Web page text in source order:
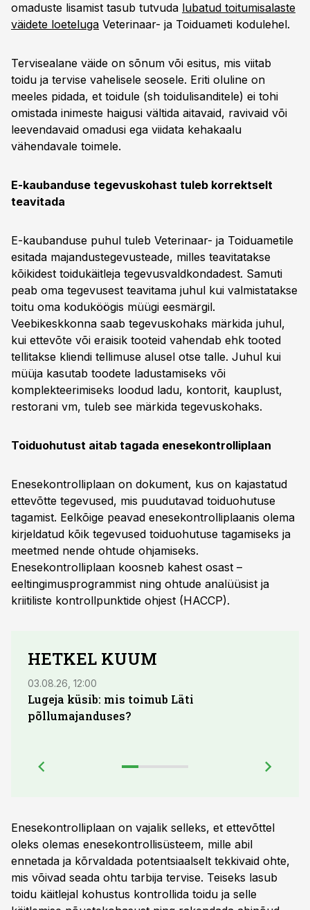
omaduste lisamist tasub tutvuda lubatud toitumisalaste
väidete loeteluga Veterinaar- ja Toiduameti kodulehel.
Tervisealane väide on sõnum või esitus, mis viitab
toidu ja tervise vahelisele seosele. Eriti oluline on
meeles pidada, et toidule (sh toidulisanditele) ei tohi
omistada inimeste haigusi vältida aitavaid, ravivaid või
leevendavaid omadusi ega viidata kehakaalu
vähendavale toimele.
E-kaubanduse tegevuskohast tuleb korrektselt
teavitada
E-kaubanduse puhul tuleb Veterinaar- ja Toiduametile
esitada majandustegevusteade, milles teavitatakse
kõikidest toidukäitleja tegevusvaldkondadest. Samuti
peab oma tegevusest teavitama juhul kui valmistatakse
toitu oma koduköögis müügi eesmärgil.
Veebikeskkonna saab tegevuskohaks märkida juhul,
kui ettevõte või eraisik tooteid vahendab ehk tooted
tellitakse kliendi tellimuse alusel otse talle. Juhul kui
müüja kasutab toodete ladustamiseks või
komplekteerimiseks loodud ladu, kontorit, kauplust,
restorani vm, tuleb see märkida tegevuskohaks.
Toiduohutust aitab tagada enesekontrolliplaan
Enesekontrolliplaan on dokument, kus on kajastatud
ettevõtte tegevused, mis puudutavad toiduohutuse
tagamist. Eelkõige peavad enesekontrolliplaanis olema
kirjeldatud kõik tegevused toiduohutuse tagamiseks ja
meetmed nende ohtude ohjamiseks.
Enesekontrolliplaan koosneb kahest osast –
eeltingimusprogrammist ning ohtude analüüsist ja
kriitiliste kontrollpunktide ohjest (HACCP).
HETKEL KUUM
03.08.26, 12:00
Lugeja küsib: mis toimub Läti
põllumajanduses?
Enesekontrolliplaan on vajalik selleks, et ettevõttel
oleks olemas enesekontrollisüsteem, mille abil
ennetada ja kõrvaldada potentsiaalselt tekkivaid ohte,
mis võivad seada ohtu tarbija tervise. Teiseks lasub
toidu käitlejal kohustus kontrollida toidu ja selle